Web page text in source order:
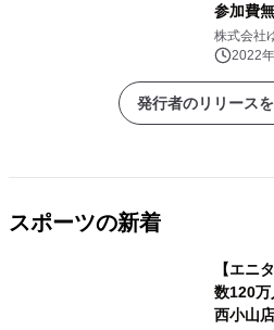
参加費
株式会社
2022
発行者のリリース
スポーツの新着
【エニ
数120万
西小山